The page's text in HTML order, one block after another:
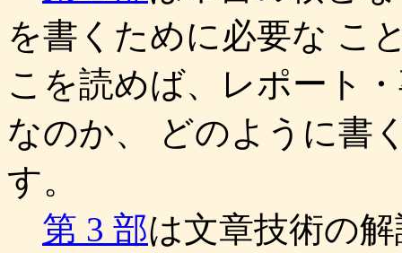
を書くために必要な こ
こを読めば、レポート
なのか、 どのように書
す。
第 3 部は文章技術の